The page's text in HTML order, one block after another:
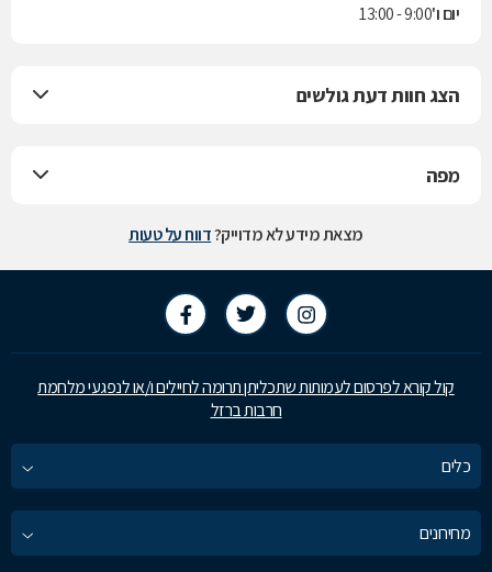
יום ו'9:00 - 13:00
הצג חוות דעת גולשים
מפה
מצאת מידע לא מדוייק?דווח על טעות
קול קורא לפרסום לעמותות שתכליתן תרומה לחיילים ו/או לנפגעי מלחמת
חרבות ברזל
כלים
מחירונים